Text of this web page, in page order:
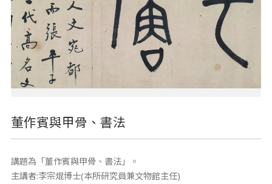
董作賓與甲骨、書法
講題為「董作賓與甲骨、書法」。
主講者:李宗焜博士(本所研究員兼文物館主任)